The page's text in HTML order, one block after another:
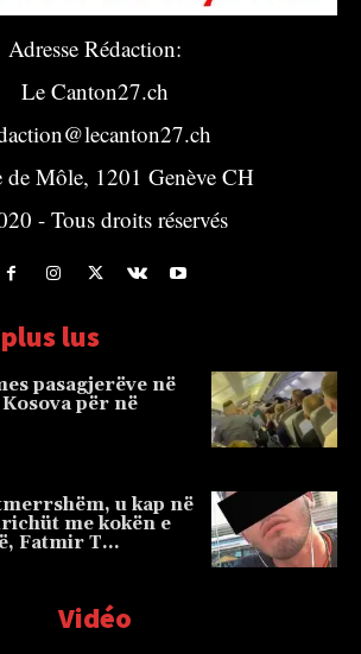
Adresse Rédaction:
Le Canton27.ch
de Môle, 1201 Genève CH
- Tous droits réservés
lus
pasagjerëve në
për në
u kap në
me kokën e
Fatmir T…
Vidéo